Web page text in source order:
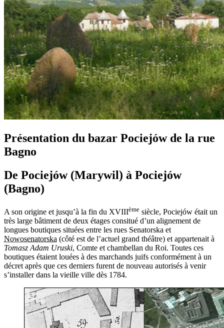
Présentation du bazar Pociejów de la rue
Bagno
De Pociejów (Marywil) à Pociejów
(Bagno)
A son origine et jusqu’à la fin du XVIIIème siècle, Pociejów était un
très large bâtiment de deux étages consitué d’un alignement de
longues boutiques situées entre les rues Senatorska et
Nowosenatorska (côté est de l’actuel grand théâtre) et appartenait à
Tomasz Adam Uruski, Comte et chambellan du Roi. Toutes ces
boutiques étaient louées à des marchands juifs conformément à un
décret après que ces derniers furent de nouveau autorisés à venir
s’installer dans la vieille ville dès 1784.